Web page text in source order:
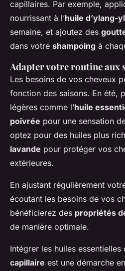
capillaires. Par exemple,
nourrissant à l’huile d’ylang-
semaine, et ajoutez des
dans votre shampoing à
Adapter votre routine aux
Les besoins de vos cheveux
fonction des saisons. En été,
légères comme l’huile
poivrée pour une sensation
optez pour des huiles plus
lavande pour protéger vos
extérieures.
En ajustant régulièrement
écoutant les besoins de vos
bénéficierez des propriétés
de manière optimale.
Intégrer les huiles essentielles
capillaire est une démarche